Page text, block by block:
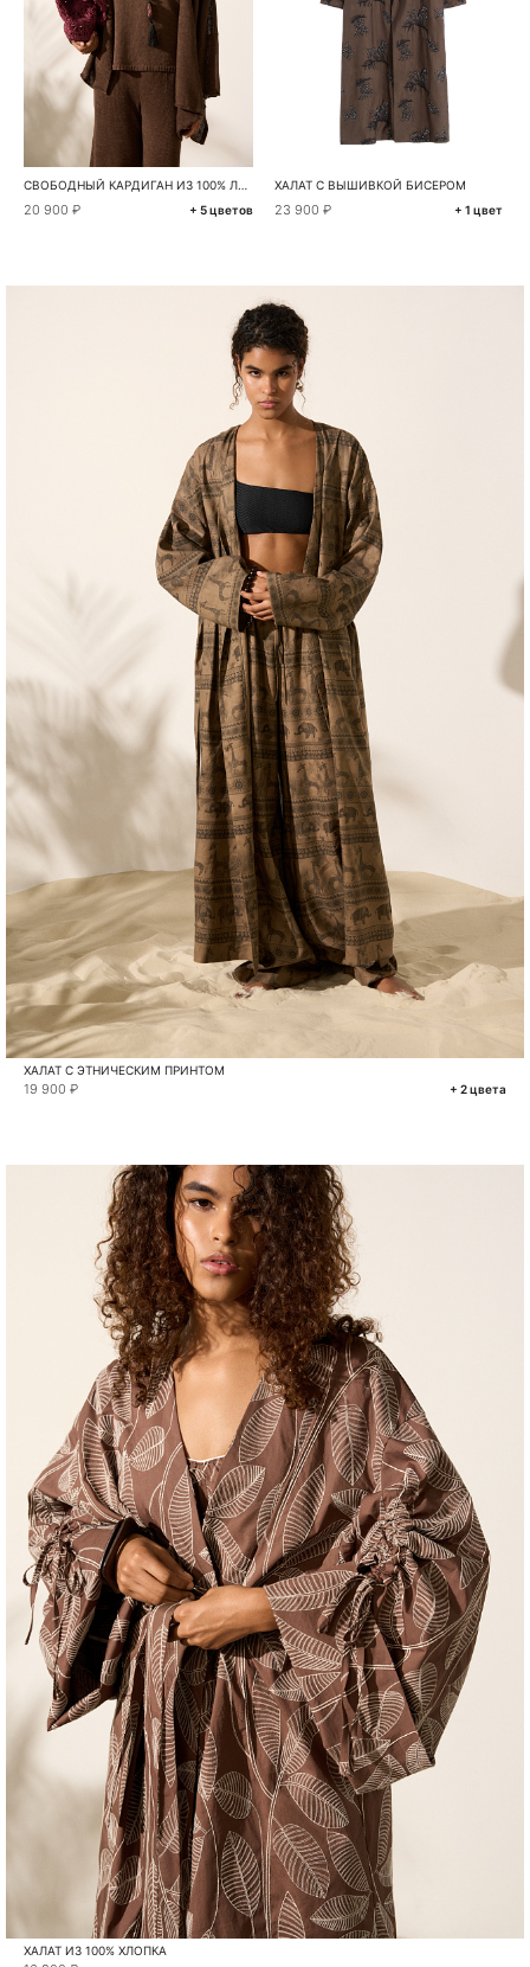
СВОБОДНЫЙ КАРДИГАН ИЗ 100% ЛЬНА
20 900 ₽ + 5 цветов
ХАЛАТ С ВЫШИВКОЙ БИСЕРОМ
23 900 ₽ + 1 цвет
ХАЛАТ С ЭТНИЧЕСКИМ ПРИНТОМ
19 900 ₽ + 2 цвета
ХАЛАТ ИЗ 100% ХЛОПКА